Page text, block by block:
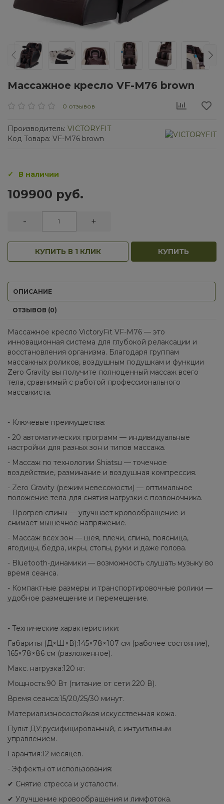
Массажное кресло VF-M76 brown
0 отзывов
Производитель: VICTORYFIT
Код Товара: VF-M76 brown
В наличии
109900 руб.
- +
КУПИТЬ В 1 КЛИК КУПИТЬ
ОПИСАНИЕ
ОТЗЫВОВ (0)
Массажное кресло VictoryFit VF-M76 — это
инновационная система для глубокой релаксации и
восстановления организма. Благодаря группам
массажных роликов, воздушным подушкам и функции
Zero Gravity вы получите полноценный массаж всего
тела, сравнимый с работой профессионального
массажиста.
- Ключевые преимущества:
- 20 автоматических программ — индивидуальные
настройки для разных зон и типов массажа.
- Массаж по технологии Shiatsu — точечное
воздействие, разминание и воздушная компрессия.
- Zero Gravity (режим невесомости) — оптимальное
положение тела для снятия нагрузки с позвоночника.
- Прогрев спины — улучшает кровообращение и
снимает мышечное напряжение.
- Массаж всех зон — шея, плечи, спина, поясница,
ягодицы, бедра, икры, стопы, руки и даже голова.
- Bluetooth-динамики — возможность слушать музыку во
время сеанса.
- Компактные размеры и транспортировочные ролики —
удобное размещение и перемещение.
- Технические характеристики:
Габариты (Д×Ш×В):145×78×107 см (рабочее состояние),
165×78×86 см (разложенное).
Макс. нагрузка:120 кг.
Мощность:90 Вт (питание от сети 220 В).
Время сеанса:15/20/25/30 минут.
Материал:износостойкая искусственная кожа.
Пульт ДУ:русифицированный, с интуитивным
управлением.
Гарантия:12 месяцев.
- Эффекты от использования:
✔ Снятие стресса и усталости.
✔ Улучшение кровообращения и лимфотока.